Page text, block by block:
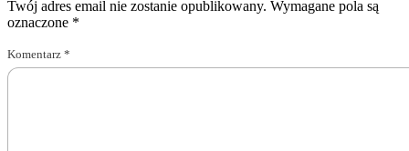
Twój adres email nie zostanie opublikowany. Wymagane pola są
oznaczone *
Komentarz *